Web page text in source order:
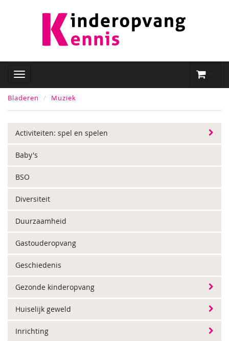
Bladeren Muziek
Activiteiten: spel en spelen
Baby's
BSO
Diversiteit
Duurzaamheid
Gastouderopvang
Geschiedenis
Gezonde kinderopvang
Huiselijk geweld
Inrichting